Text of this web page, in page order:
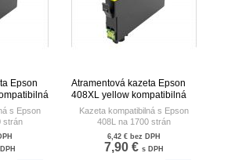
Epson
s Epson
strán
strán je
Atramentová kazeta Epson
408XL yellow kompatibilná
Kazeta kompatibilná s Epson
408L na 1700 strán
kompatibilta: C13T09K44010 /
C13T09J44010
Množstvo vytlačených strán je
6,42 € bez DPH
7,90 € s DPH